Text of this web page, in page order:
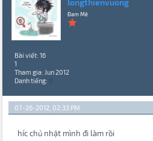
Đam Mê
Bài viết: 16
1
Tham gia: Jun 2012
Danh tiếng: 0
07-26-2012, 02:33 PM
híc chủ nhật mình đi làm rồi